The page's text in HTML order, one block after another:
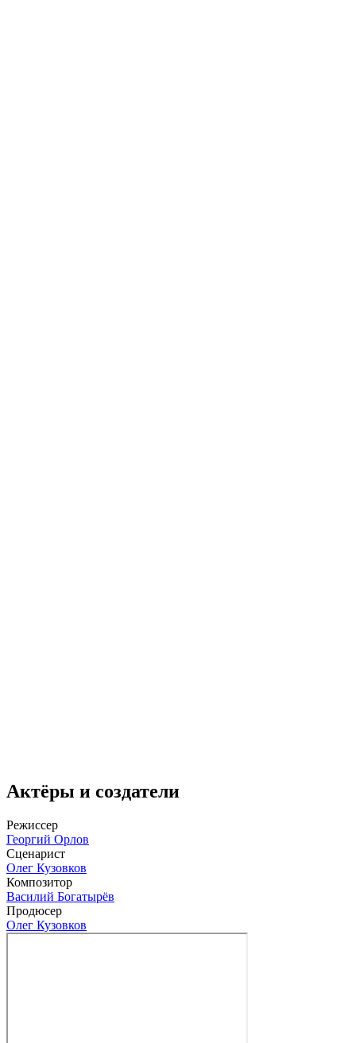
Актёры и создатели
Режиссер
Георгий Орлов
Сценарист
Олег Кузовков
Композитор
Василий Богатырёв
Продюсер
Олег Кузовков